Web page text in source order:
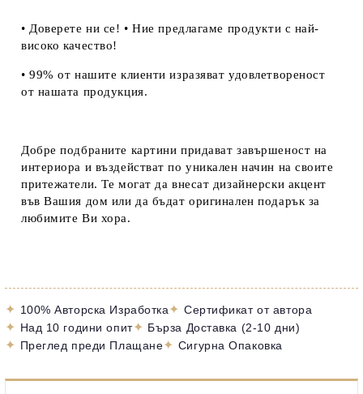
• Доверете ни се! • Ние предлагаме продукти с най-
високо качество!
• 99% от нашите клиенти изразяват удовлетвореност
от нашата продукция.
Добре подбраните картини придават завършеност на
интериора и въздействат по уникален начин на своите
притежатели. Те могат да внесат дизайнерски акцент
във Вашия дом или да бъдат оригинален подарък за
любимите Ви хора.
✦ 100% Авторска Изработка✦ Сертификат от автора
✦ Над 10 години опит✦ Бърза Доставка (2-10 дни)
✦ Преглед преди Плащане✦ Сигурна Опаковка